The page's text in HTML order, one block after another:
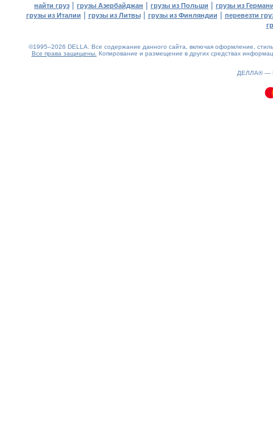
найти груз | грузы Азербайджан | грузы из Польши | грузы из
грузы из Италии | грузы из Литвы| грузы из Финляндии | перевезти
©1995–2026 DELLA. Все содержание данного сайта, включая оформление,
Все права защищены. Копирование и размещение в других средствах
ДЕЛЛА® —